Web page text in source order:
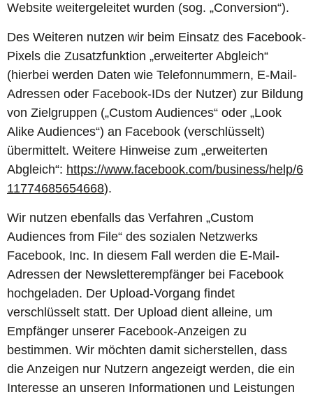
Website weitergeleitet wurden (sog. „Conversion“).
Des Weiteren nutzen wir beim Einsatz des Facebook-
Pixels die Zusatzfunktion „erweiterter Abgleich“
(hierbei werden Daten wie Telefonnummern, E-Mail-
Adressen oder Facebook-IDs der Nutzer) zur Bildung
von Zielgruppen („Custom Audiences“ oder „Look
Alike Audiences“) an Facebook (verschlüsselt)
übermittelt. Weitere Hinweise zum „erweiterten
Abgleich“: https://www.facebook.com/business/help/6
11774685654668).
Wir nutzen ebenfalls das Verfahren „Custom
Audiences from File“ des sozialen Netzwerks
Facebook, Inc. In diesem Fall werden die E-Mail-
Adressen der Newsletterempfänger bei Facebook
hochgeladen. Der Upload-Vorgang findet
verschlüsselt statt. Der Upload dient alleine, um
Empfänger unserer Facebook-Anzeigen zu
bestimmen. Wir möchten damit sicherstellen, dass
die Anzeigen nur Nutzern angezeigt werden, die ein
Interesse an unseren Informationen und Leistungen